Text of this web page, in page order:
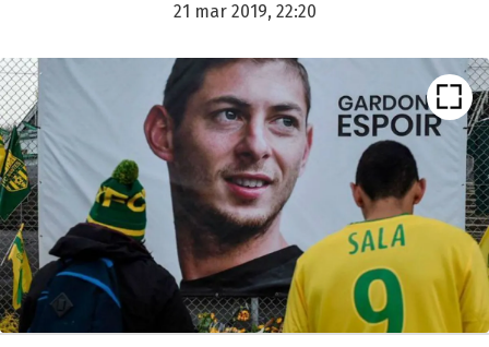
21 mar 2019, 22:20